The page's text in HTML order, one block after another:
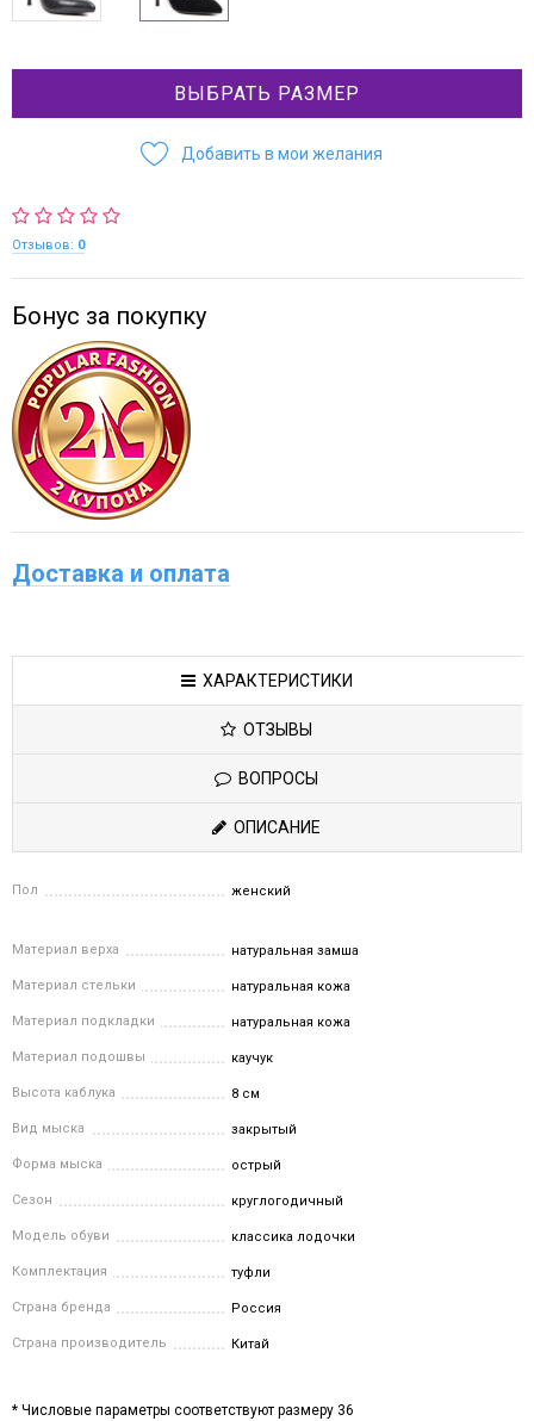
ВЫБРАТЬ РАЗМЕР
Добавить в мои желания
Отзывов: 0
Бонус за покупку
Доставка и оплата
ХАРАКТЕРИСТИКИ
ОТЗЫВЫ
ВОПРОСЫ
ОПИСАНИЕ
Пол женский
Материал верха натуральная замша
Материал стельки натуральная кожа
Материал подкладки натуральная кожа
Материал подошвы каучук
Высота каблука 8 см
Вид мыска закрытый
Форма мыска острый
Сезон круглогодичный
Модель обуви классика лодочки
Комплектация туфли
Страна бренда Россия
Страна производитель Китай
* Числовые параметры соответствуют размеру 36